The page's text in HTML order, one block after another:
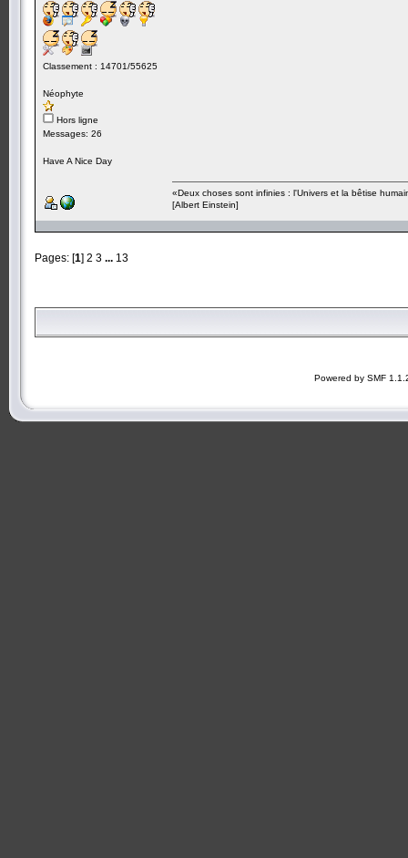
Classement : 14701/55625
Néophyte
Hors ligne
Messages: 26
Have A Nice Day
«Deux choses sont infinies : l'Univers et la bêtise
[Albert Einstein]
Pages: [1] 2 3 ... 13
Powered by SMF